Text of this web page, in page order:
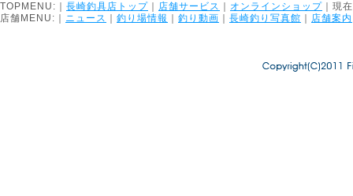
TOPMENU:｜ 長崎釣具店トップ ｜ 店舗サービス ｜ オンラインショップ ｜現
店舗MENU:｜
ニュース ｜ 釣り場情報 ｜ 釣り動画 ｜ 長崎釣り写真館 ｜ 店舗案内